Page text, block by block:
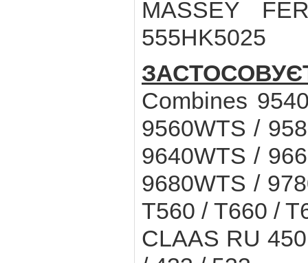
MASSEY
555HK5025
Combines
9560WTS /
9640WTS /
9680WTS /
T560 / T660 /
CLAAS RU